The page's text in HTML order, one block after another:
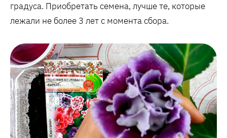
градуса. Приобретать семена, лучше те, которые
лежали не более 3 лет с момента сбора.